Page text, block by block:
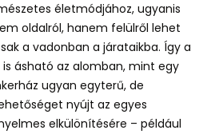
életmódjához, ugyanis
oldalról, hanem felülről lehet
a vadonban a járataikba. Így a
ásható az alomban, mint egy
ugyan egyterű, de
nyújt az egyes
elkülönítésére – például